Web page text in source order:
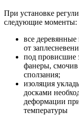
При установке
следующие моменты:
все
от
под провисшие
фанеры, смочив
сползания;
изоляция
досками
деформации
температуры